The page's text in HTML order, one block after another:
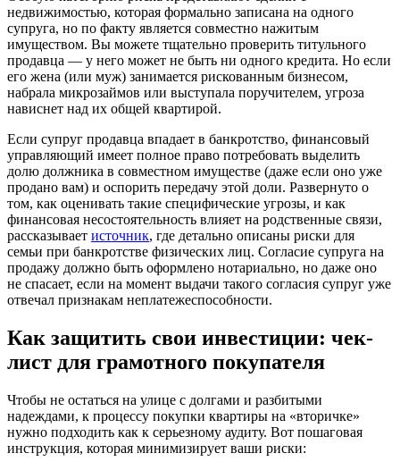
недвижимостью, которая формально записана на одного
супруга, но по факту является совместно нажитым
имуществом. Вы можете тщательно проверить титульного
продавца — у него может не быть ни одного кредита. Но если
его жена (или муж) занимается рискованным бизнесом,
набрала микрозаймов или выступала поручителем, угроза
нависнет над их общей квартирой.
Если супруг продавца впадает в банкротство, финансовый
управляющий имеет полное право потребовать выделить
долю должника в совместном имуществе (даже если оно уже
продано вам) и оспорить передачу этой доли. Развернуто о
том, как оценивать такие специфические угрозы, и как
финансовая несостоятельность влияет на родственные связи,
рассказывает источник, где детально описаны риски для
семьи при банкротстве физических лиц. Согласие супруга на
продажу должно быть оформлено нотариально, но даже оно
не спасает, если на момент выдачи такого согласия супруг уже
отвечал признакам неплатежеспособности.
Как защитить свои инвестиции: чек-
лист для грамотного покупателя
Чтобы не остаться на улице с долгами и разбитыми
надеждами, к процессу покупки квартиры на «вторичке»
нужно подходить как к серьезному аудиту. Вот пошаговая
инструкция, которая минимизирует ваши риски: